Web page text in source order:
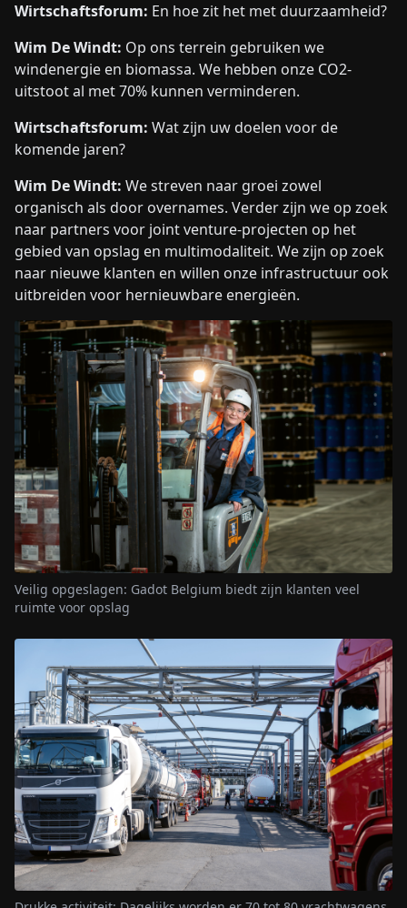
Wirtschaftsforum: En hoe zit het met duurzaamheid?
Wim De Windt: Op ons terrein gebruiken we
windenergie en biomassa. We hebben onze CO2-
uitstoot al met 70% kunnen verminderen.
Wirtschaftsforum: Wat zijn uw doelen voor de
komende jaren?
Wim De Windt: We streven naar groei zowel
organisch als door overnames. Verder zijn we op zoek
naar partners voor joint venture-projecten op het
gebied van opslag en multimodaliteit. We zijn op zoek
naar nieuwe klanten en willen onze infrastructuur ook
uitbreiden voor hernieuwbare energieën.
Veilig opgeslagen: Gadot Belgium biedt zijn klanten veel
ruimte voor opslag